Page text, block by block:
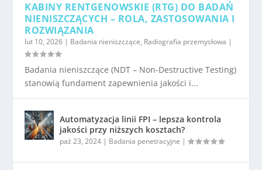
KABINY RENTGENOWSKIE (RTG) DO BADAŃ
NIENISZCZĄCYCH – ROLA, ZASTOSOWANIA I
ROZWIĄZANIA
lut 10, 2026 | Badania nieniszczące, Radiografia przemysłowa |
Badania nieniszczące (NDT – Non-Destructive Testing)
stanowią fundament zapewnienia jakości i...
Automatyzacja linii FPI – lepsza kontrola
jakości przy niższych kosztach?
paź 23, 2024 | Badania penetracyjne |